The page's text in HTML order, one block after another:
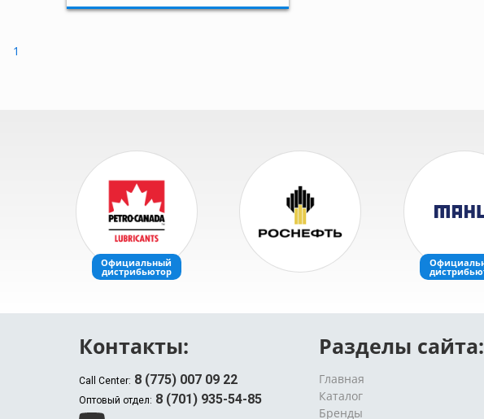
1
Контакты:
Call Center: 8 (775) 007 09 22
Оптовый отдел: 8 (701) 935-54-85
Разделы сайта:
Главная
Каталог
Бренды